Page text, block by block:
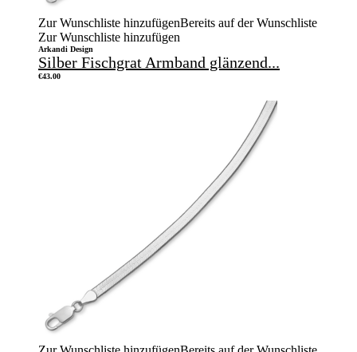
Zur Wunschliste hinzufügenBereits auf der Wunschliste
Zur Wunschliste hinzufügen
Arkandi Design
Silber Fischgrat Armband glänzend...
€43.00